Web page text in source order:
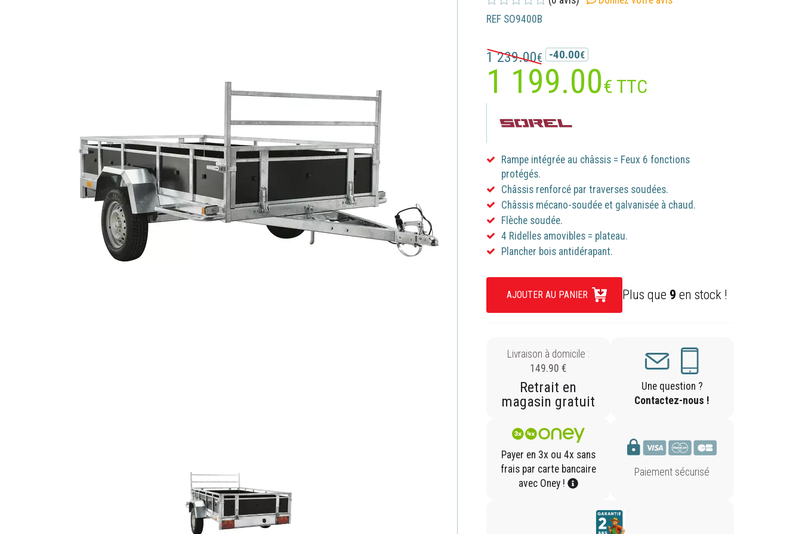
REF SO9400B
1 239.00€ -40.00€
1 199.00€ TTC
Rampe intégrée au châssis = Feux 6 fonctions
protégés.
Châssis renforcé par traverses soudées.
Châssis mécano-soudée et galvanisée à chaud.
Flèche soudée.
4 Ridelles amovibles = plateau.
Plancher bois antidérapant.
AJOUTER AU PANIER Plus que 9 en stock !
Livraison à domicile :
149.90 €
Retrait en
magasin gratuit
Une question ?
Contactez-nous !
Payer en 3x ou 4x sans
frais par carte bancaire
avec Oney !
Paiement sécurisé